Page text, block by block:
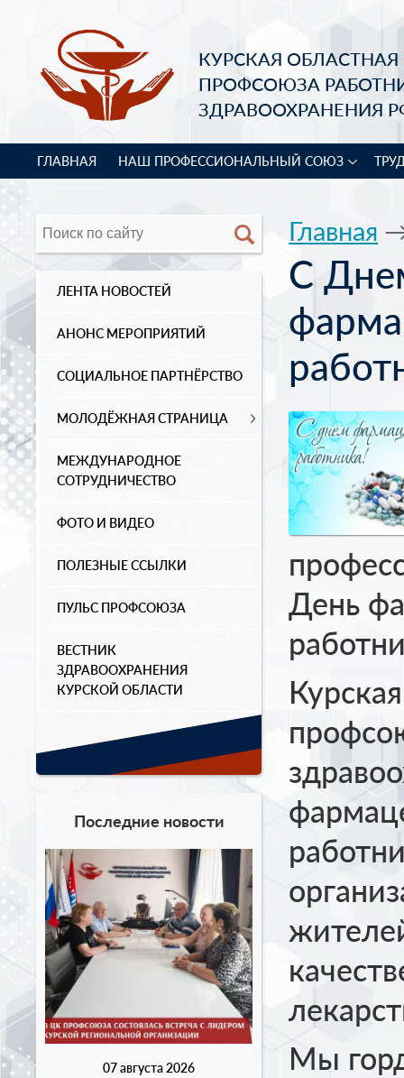
КУРСКАЯ
ПРОФСОЮЗА
ЗДРАВООХРАНЕНИЯ
ГЛАВНАЯ НАШ ПРОФЕССИОНАЛЬНЫЙ СОЮЗ
ЛЕНТА НОВОСТЕЙ
АНОНС МЕРОПРИЯТИЙ
СОЦИАЛЬНОЕ ПАРТНЁРСТВО
МОЛОДЁЖНАЯ СТРАНИЦА
МЕЖДУНАРОДНОЕ
СОТРУДНИЧЕСТВО
ФОТО И ВИДЕО
ПОЛЕЗНЫЕ ССЫЛКИ
ПУЛЬС ПРОФСОЮЗА
ВЕСТНИК
ЗДРАВООХРАНЕНИЯ
КУРСКОЙ ОБЛАСТИ
Последние новости
07 августа 2026
Главная
С
День
Мы